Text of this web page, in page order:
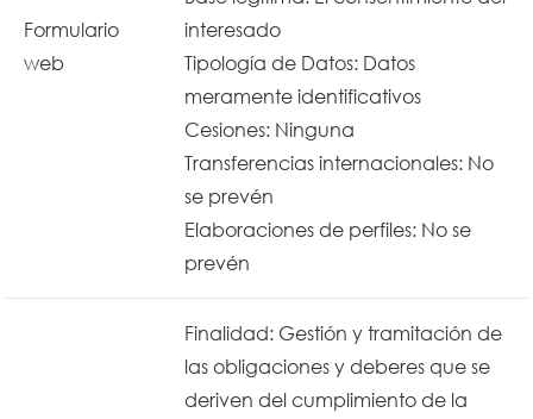
Formulario
web
interesado
Tipología de Datos: Datos
meramente identificativos
Cesiones: Ninguna
Transferencias internacionales: No
se prevén
Elaboraciones de perfiles: No se
prevén
Finalidad: Gestión y tramitación de
las obligaciones y deberes que se
deriven del cumplimiento de la